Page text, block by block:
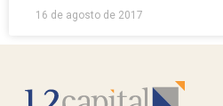
16 de agosto de 2017